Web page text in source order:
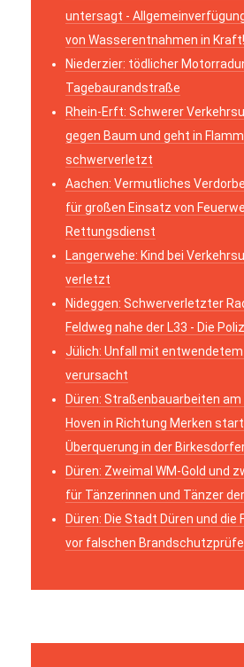
untersagt -
von Wasserentnahmen in Kraft!
Niederzier: tödlicher
Tagebaurandstraße
Rhein-Erft: Schwerer
gegen Baum und geht in
schwerverletzt
Aachen: Vermutliches
für großen Einsatz von
Rettungsdienst
Langerwehe: Kind bei
verletzt
Nideggen: Schwerverletzter
Feldweg nahe der L33 - Die
Jülich: Unfall mit
verursacht
Düren: Straßenbauarbeiten
Hoven in Richtung Merken
Überquerung in der
Düren: Zweimal WM-Gold und
für Tänzerinnen und Tänzer
Düren: Die Stadt Düren und die
vor falschen